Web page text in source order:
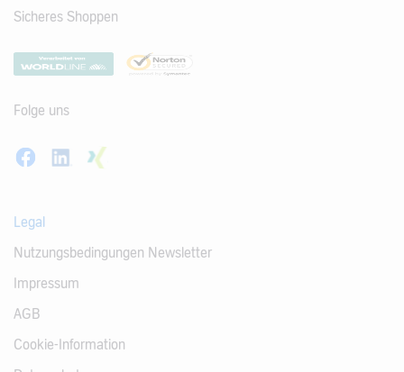
Sicheres Shoppen
Folge uns
Legal
Nutzungsbedingungen Newsletter
Impressum
AGB
Cookie-Information